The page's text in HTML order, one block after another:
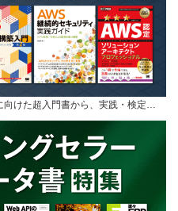
向けた超入門書から、実践・検定…